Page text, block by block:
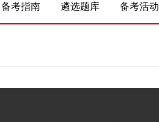
备考指南 遴选题库 备考活动